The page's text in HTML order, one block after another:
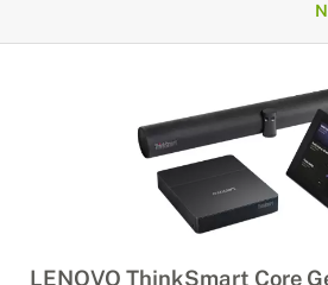
LENOVO ThinkSmart Core